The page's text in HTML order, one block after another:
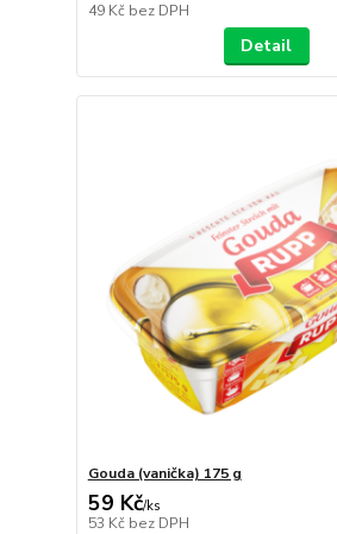
49 Kč bez DPH
Detail
Gouda (vanička) 175 g
59 Kč/ks
53 Kč bez DPH